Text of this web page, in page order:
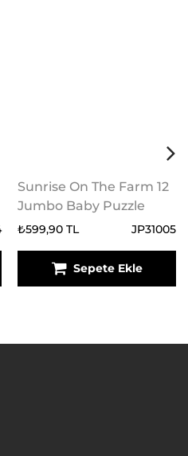
Sunrise On The Farm 12
Jumbo Baby Puzzle
₺599,90 TL JP31005
Sepete Ekle